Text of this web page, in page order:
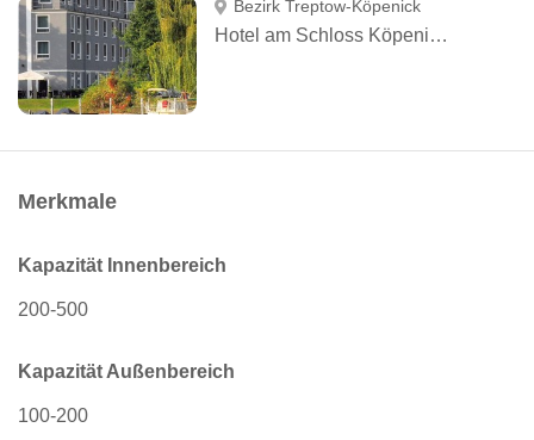
Bezirk Treptow-Köpenick
Hotel am Schloss Köpenick Berlin by Golden Tulip
Merkmale
Kapazität Innenbereich
200-500
Kapazität Außenbereich
100-200